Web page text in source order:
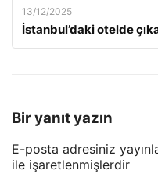
13/12/2025
İstanbul’daki otelde
Bir yanıt yazın
E-posta adresiniz
ile işaretlenmişlerdir